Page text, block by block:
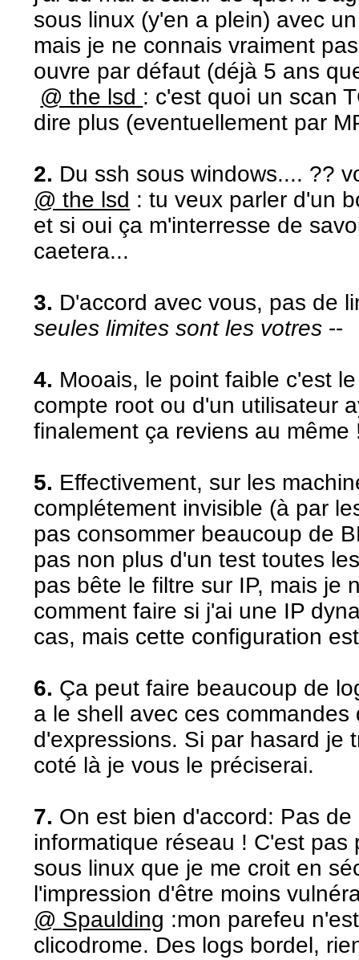
sous linux (y'en a plein) avec
mais je ne connais vraiment
ouvre par défaut (déjà 5 ans
@ the lsd : c'est quoi un scan
dire plus (eventuellement par
2. Du ssh sous windows.... ??
@ the lsd : tu veux parler d'un
et si oui ça m'interresse de
caetera...
3. D'accord avec vous, pas de
seules limites sont les votres --
4. Mooais, le point faible c'est
compte root ou d'un utilisateur
finalement ça reviens au même
5. Effectivement, sur les
complétement invisible (à par
pas consommer beaucoup de
pas non plus d'un test toutes
pas bête le filtre sur IP, mais je
comment faire si j'ai une IP
cas, mais cette configuration
6. Ça peut faire beaucoup de
a le shell avec ces
d'expressions. Si par hasard je
coté là je vous le préciserai.
7. On est bien d'accord: Pas
informatique réseau ! C'est
sous linux que je me croit en
l'impression d'être moins
@ Spaulding :mon parefeu
clicodrome. Des logs bordel,